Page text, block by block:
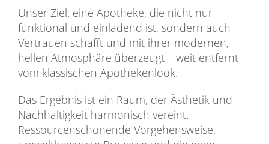
Unser Ziel: eine Apotheke, die nicht nur
funktional und einladend ist, sondern auch
Vertrauen schafft und mit ihrer modernen,
hellen Atmosphäre überzeugt – weit entfernt
vom klassischen Apothekenlook.
Das Ergebnis ist ein Raum, der Ästhetik und
Nachhaltigkeit harmonisch vereint.
Ressourcenschonende Vorgehensweise,